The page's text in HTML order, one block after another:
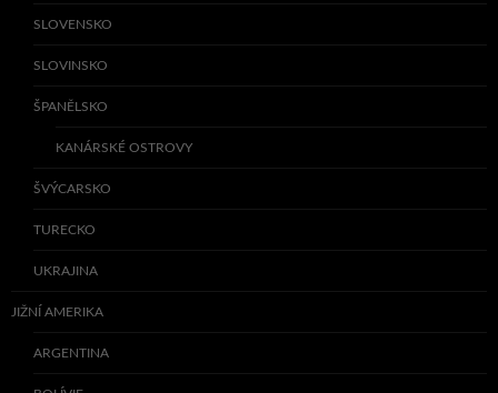
SLOVENSKO
SLOVINSKO
ŠPANĚLSKO
KANÁRSKÉ OSTROVY
ŠVÝCARSKO
TURECKO
UKRAJINA
JIŽNÍ AMERIKA
ARGENTINA